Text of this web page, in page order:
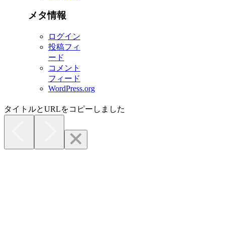
メタ情報
ログイン
投稿フィ
ード
コメント
フィード
WordPress.org
タイトルとURLをコピーしました